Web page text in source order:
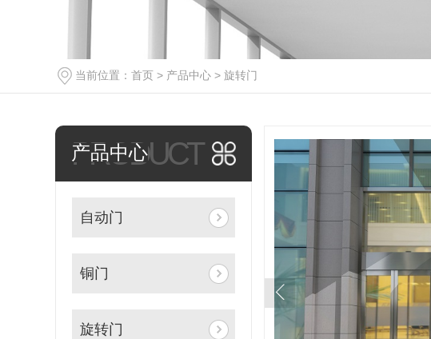
当前位置： 首页 > 产品中心 > 旋转门
PRODUCT
产品中心
自动门
铜门
旋转门